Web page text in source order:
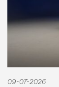
09-07-2026